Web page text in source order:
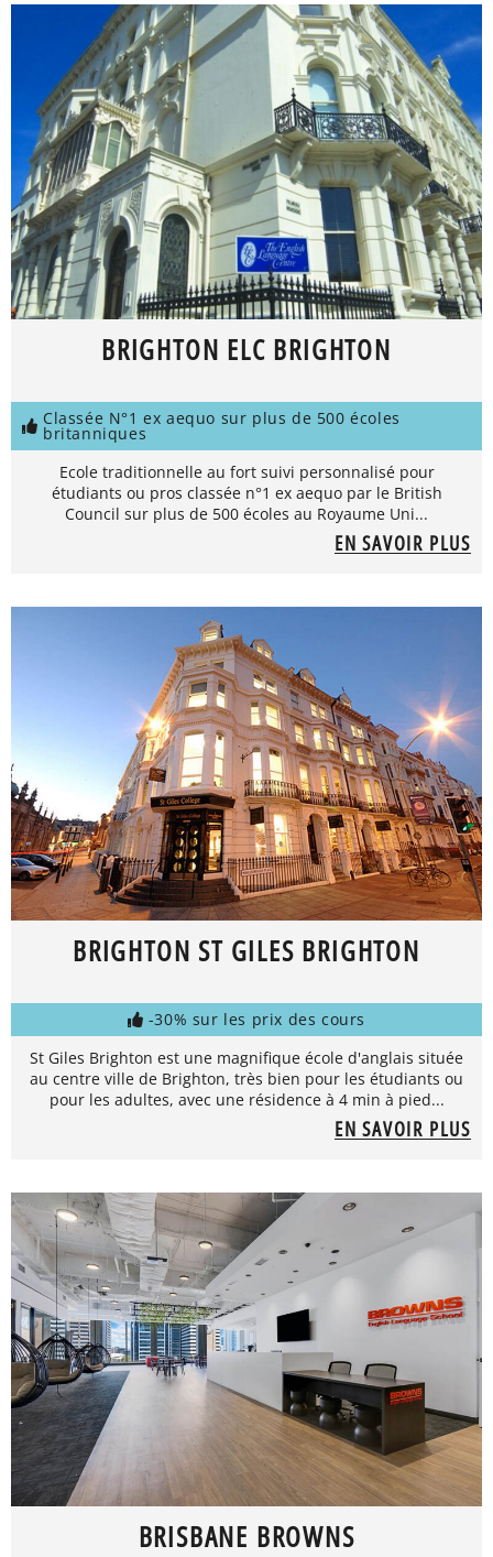
BRIGHTON ELC BRIGHTON
Classée N°1 ex aequo sur plus de 500 écoles
britanniques
Ecole traditionnelle au fort suivi personnalisé pour
étudiants ou pros classée n°1 ex aequo par le British
Council sur plus de 500 écoles au Royaume Uni...
EN SAVOIR PLUS
BRIGHTON ST GILES BRIGHTON
-30% sur les prix des cours
St Giles Brighton est une magnifique école d'anglais située
au centre ville de Brighton, très bien pour les étudiants ou
pour les adultes, avec une résidence à 4 min à pied...
EN SAVOIR PLUS
BRISBANE BROWNS